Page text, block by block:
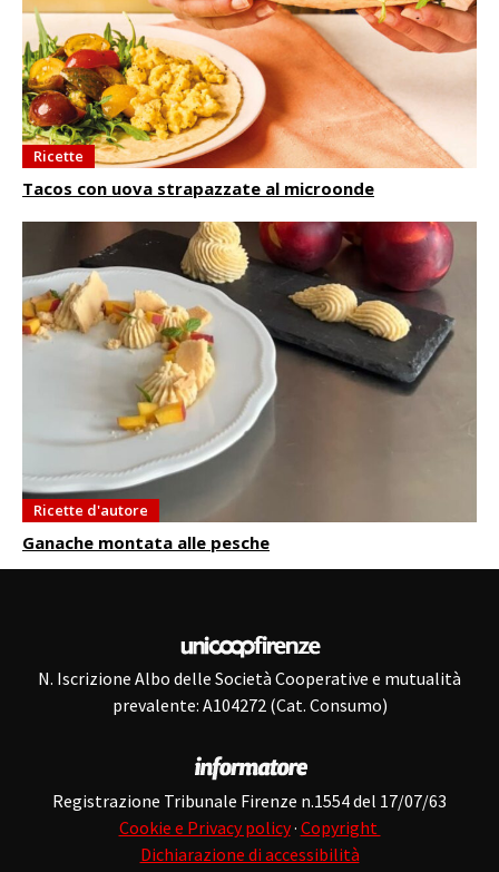
Ricette
Tacos con uova strapazzate al microonde
Ricette d'autore
Ganache montata alle pesche
N. Iscrizione Albo delle Società Cooperative e mutualità
prevalente: A104272 (Cat. Consumo)
Registrazione Tribunale Firenze n.1554 del 17/07/63
Cookie e Privacy policy· Copyright
Dichiarazione di accessibilità